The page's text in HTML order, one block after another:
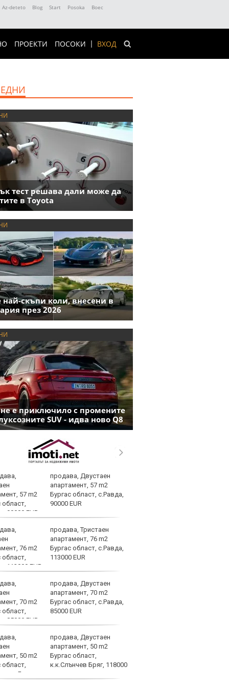
Az-deteto Blog Start Posoka
Boec
ВХОД
ПРОЕКТИ ПОСОКИ
тест решава дали може да
в Toyota
най-скъпи коли, внесени в
през 2026
е приключило с промените
SUV - идва ново Q8
продава, Двустаен
апартамент, 57 m2
Бургас област, с.Равда,
90000 EUR
продава, Тристаен
апартамент, 76 m2
Бургас област, с.Равда,
113000 EUR
продава, Двустаен
апартамент, 70 m2
Бургас област, с.Равда,
85000 EUR
продава, Двустаен
апартамент, 50 m2
Бургас област,
к.к.Слънчев Бряг, 118000